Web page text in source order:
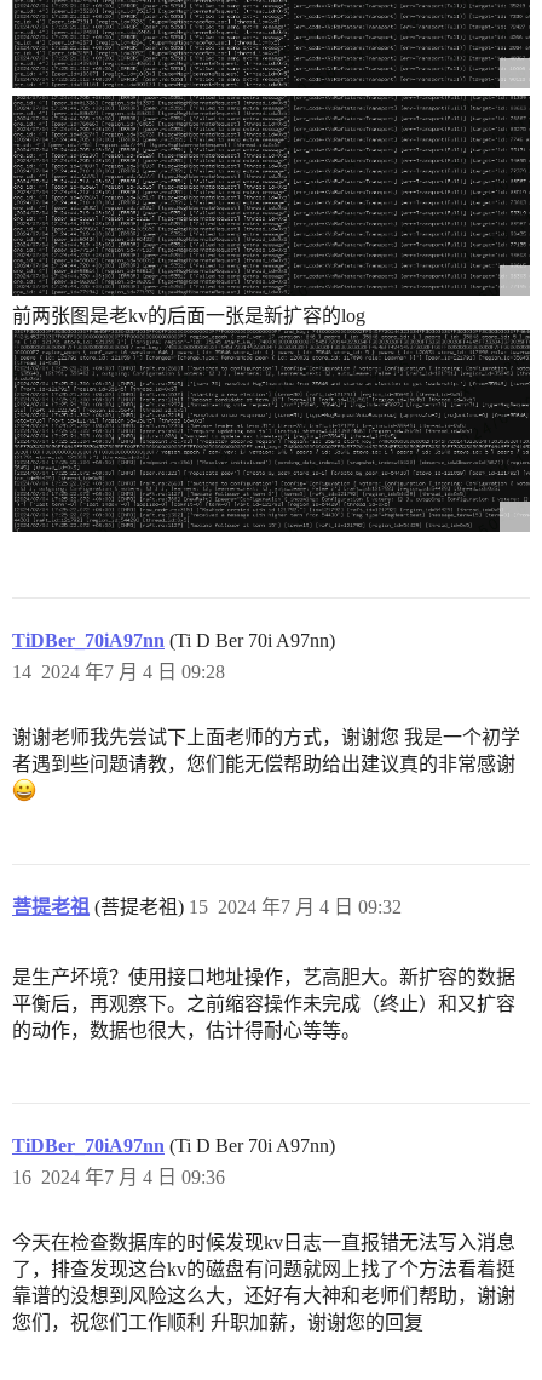
前两张图是老kv的后面一张是新扩容的log
TiDBer_70iA97nn (Ti D Ber 70i A97nn)
2024 年7 月 4 日 09:28
14
谢谢老师我先尝试下上面老师的方式，谢谢您 我是一个初学
者遇到些问题请教，您们能无偿帮助给出建议真的非常感谢
菩提老祖 (菩提老祖) 2024 年7 月 4 日 09:32
15
是生产坏境？使用接口地址操作，艺高胆大。新扩容的数据
平衡后，再观察下。之前缩容操作未完成（终止）和又扩容
的动作，数据也很大，估计得耐心等等。
TiDBer_70iA97nn (Ti D Ber 70i A97nn)
2024 年7 月 4 日 09:36
16
今天在检查数据库的时候发现kv日志一直报错无法写入消息
了，排查发现这台kv的磁盘有问题就网上找了个方法看着挺
靠谱的没想到风险这么大，还好有大神和老师们帮助，谢谢
您们，祝您们工作顺利 升职加薪，谢谢您的回复